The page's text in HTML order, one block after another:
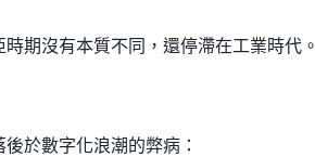
期沒有本質不同，還停滯在工業時代。
於數字化浪潮的弊病：